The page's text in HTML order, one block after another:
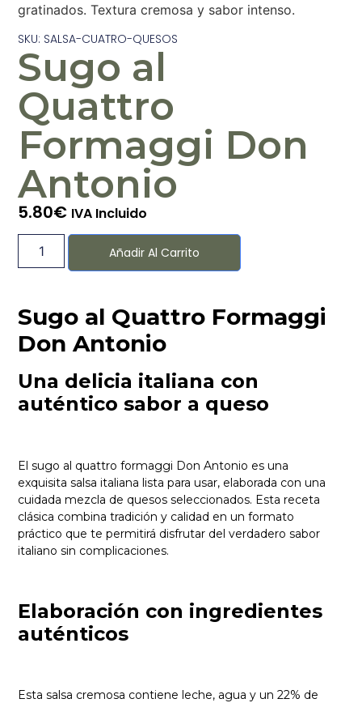
SKU: SALSA-CUATRO-QUESOS
Sugo al
Quattro
Formaggi Don
Antonio
5.80€ IVA Incluido
Añadir Al Carrito
Sugo al Quattro Formaggi
Don Antonio
Una delicia italiana con
auténtico sabor a queso
El sugo al quattro formaggi Don Antonio es una
exquisita salsa italiana lista para usar, elaborada con una
cuidada mezcla de quesos seleccionados. Esta receta
clásica combina tradición y calidad en un formato
práctico que te permitirá disfrutar del verdadero sabor
italiano sin complicaciones.
Elaboración con ingredientes
auténticos
Esta salsa cremosa contiene leche, agua y un 22% de
gratinados. Textura cremosa y sabor intenso.